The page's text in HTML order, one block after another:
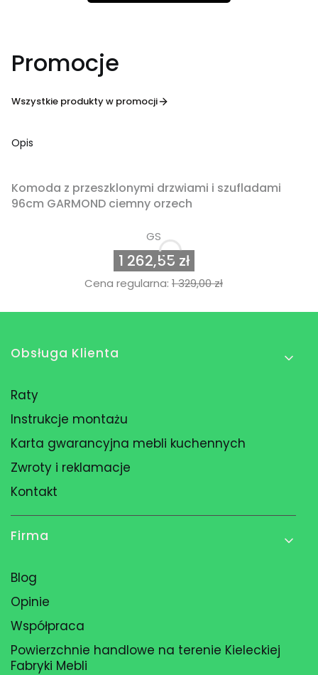
Promocje
Wszystkie produkty w promocji
Opis
Komoda z przeszklonymi drzwiami i szufladami
96cm GARMOND ciemny orzech
GS
1 262,55 zł
Cena regularna: 1 329,00 zł
Linki w stopce
Obsługa Klienta
Raty
Instrukcje montażu
Karta gwarancyjna mebli kuchennych
Zwroty i reklamacje
Kontakt
Firma
Blog
Opinie
Współpraca
Powierzchnie handlowe na terenie Kieleckiej
Fabryki Mebli